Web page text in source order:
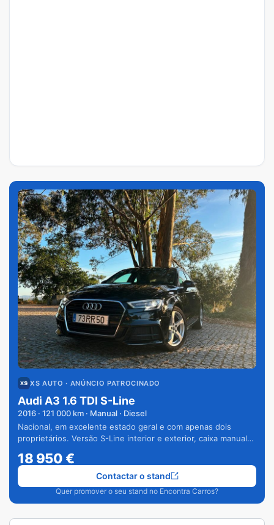
XS AUTO · ANÚNCIO PATROCINADO
Audi A3 1.6 TDI S-Line
2016 · 121 000 km · Manual · Diesel
Nacional, em excelente estado geral e com apenas dois
proprietários. Versão S-Line interior e exterior, caixa manual
18 950€
Quer promover o seu stand no Encontra Carros?
Contactar o stand